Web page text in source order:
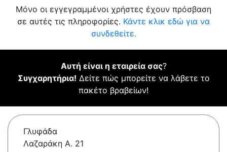
Μόνο οι εγγεγραμμένοι χρήστες έχουν πρόσβαση
σε αυτές τις πληροφορίες. Κάντε κλικ εδώ για να
συνδεθείτε.
Αυτή είναι η εταιρεία σας?
Συγχαρητήρια! Δείτε πώς μπορείτε να λάβετε το
πακέτο βραβείων!
Γλυφάδα
Λαζαράκη Α. 21